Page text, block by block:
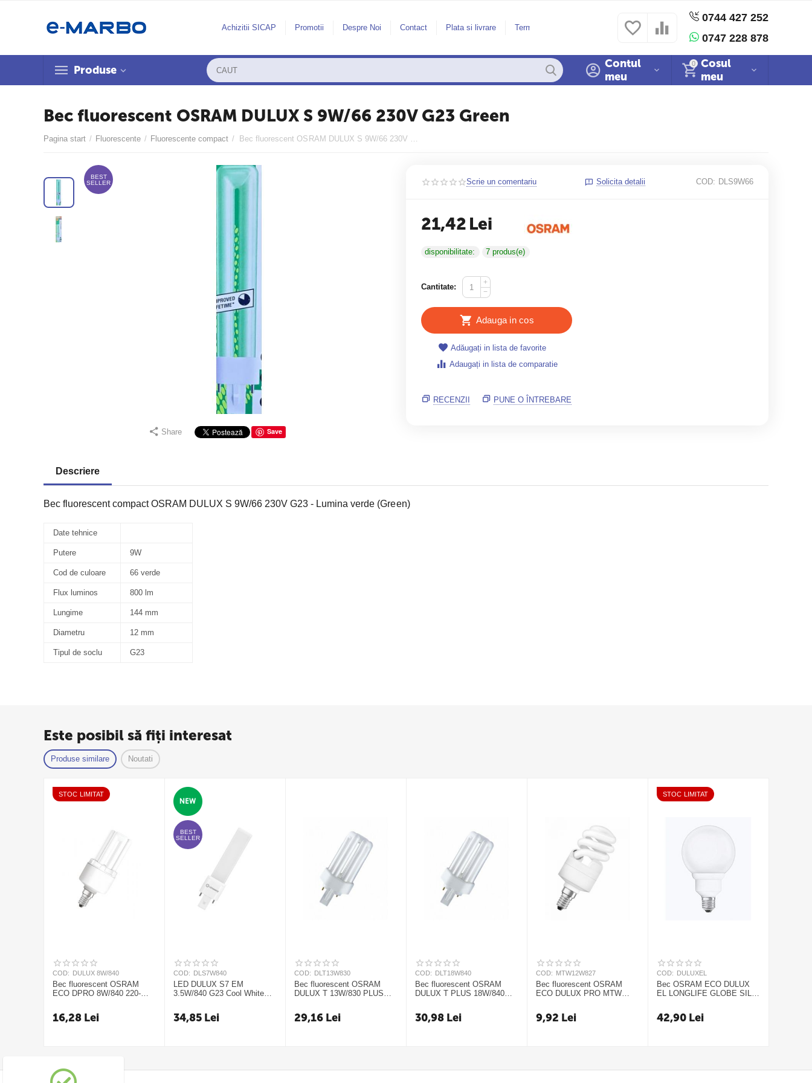
Achizitii SICAP Promotii Despre Noi Contact Plata si livrare Termeni si conditii Politica cookies
0744 427 252
0747 228 878
Produse
0
Cosul
meu
Contul
meu
Bec fluorescent OSRAM DULUX S 9W/66 230V G23 Green
Pagina start / Fluorescente / Fluorescente compact / Bec fluorescent OSRAM DULUX S 9W/66 230V G23 Green
BEST
SELLER
Share Save
Scrie un comentariu Solicita detalii COD: DLS9W66
21,42 Lei
disponibilitate: 7 produs(e)
Cantitate:
+
−
Adauga in cos
Adăugați in lista de favorite
Adaugați in lista de comparatie
RECENZII PUNE O ÎNTREBARE
Descriere
Bec fluorescent compact OSRAM DULUX S 9W/66 230V G23 - Lumina verde (Green)
Date tehnice
Putere 9W
Cod de culoare 66 verde
Flux luminos 800 lm
Lungime 144 mm
Diametru 12 mm
Tipul de soclu G23
Este posibil să fiți interesat
Produse similare Noutati
STOC LIMITAT
COD: DULUX 8W/840
Bec fluorescent OSRAM
ECO DPRO 8W/840 220-
16,28 Lei
BEST
SELLER
COD: DLS7W840
LED DULUX S7 EM
3.5W/840 G23 Cool White
34,85 Lei
COD: DLT13W830
Bec fluorescent OSRAM
DULUX T 13W/830 PLUS
29,16 Lei
COD: DLT18W840
Bec fluorescent OSRAM
DULUX T PLUS 18W/840
30,98 Lei
COD: MTW12W827
Bec fluorescent OSRAM
ECO DULUX PRO MTW
9,92 Lei
STOC LIMITAT
COD: DULUXEL
Bec OSRAM ECO DULUX
EL LONGLIFE GLOBE SIL
42,90 Lei